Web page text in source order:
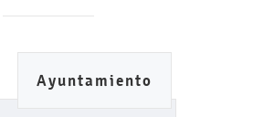
Ayuntamiento